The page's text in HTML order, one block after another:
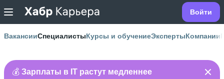
Войти
ВакансииСпециалистыКурсы и обучениеЭкспертыКомпании
💰 Зарплаты в IT растут медленнее